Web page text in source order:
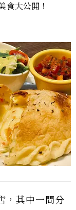
食大公開！
，其中一間分